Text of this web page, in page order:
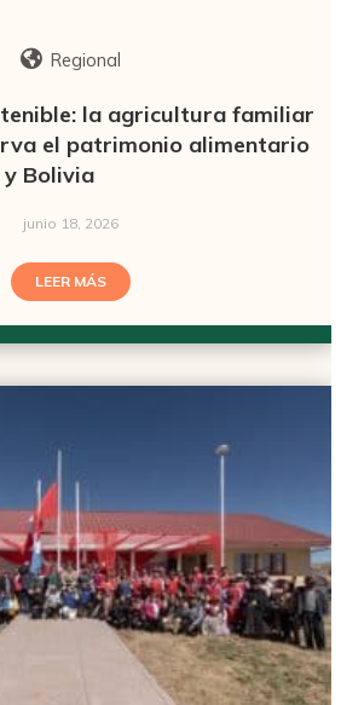
Regional
la agricultura familiar
el patrimonio alimentario
y Bolivia
junio 18, 2026
LEER MÁS